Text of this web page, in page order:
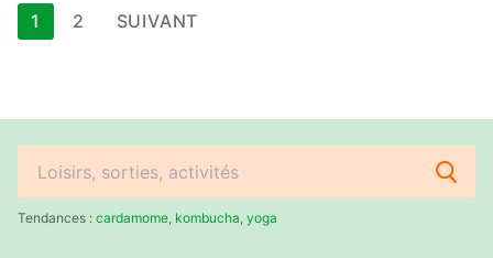
Pagination
des
1 2 SUIVANT
Rechercher
:Tendances : cardamome kombucha yoga